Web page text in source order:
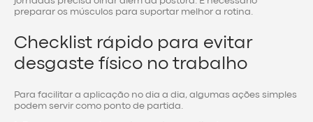
preparar os músculos para suportar melhor a rotina.
Checklist rápido para evitar
desgaste físico no trabalho
Para facilitar a aplicação no dia a dia, algumas ações simples
podem servir como ponto de partida.